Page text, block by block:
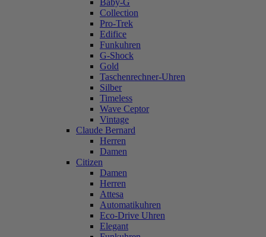
Baby-G
Collection
Pro-Trek
Edifice
Funkuhren
G-Shock
Gold
Taschenrechner-Uhren
Silber
Timeless
Wave Ceptor
Vintage
Claude Bernard
Herren
Damen
Citizen
Damen
Herren
Attesa
Automatikuhren
Eco-Drive Uhren
Elegant